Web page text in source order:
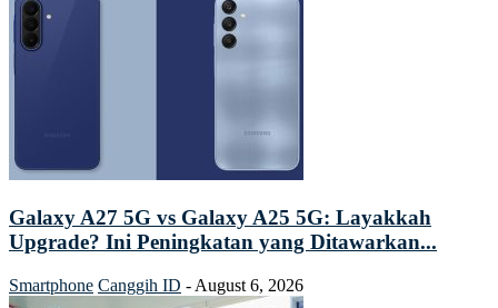
Galaxy A27 5G vs Galaxy A25 5G: Layakkah
Upgrade? Ini Peningkatan yang Ditawarkan...
Smartphone Canggih ID - August 6, 2026